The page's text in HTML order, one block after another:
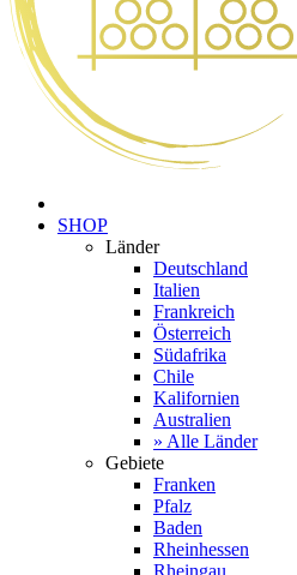
SHOP
Länder
Deutschland
Italien
Frankreich
Österreich
Südafrika
Chile
Kalifornien
Australien
» Alle Länder
Gebiete
Franken
Pfalz
Baden
Rheinhessen